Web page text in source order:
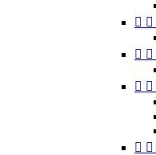
 
 
 
 